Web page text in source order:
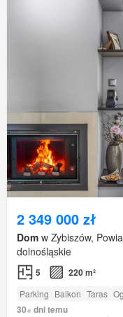
2 349 000 zł
Dom w Zybiszów,
dolnośląskie
5 220 m²
Parking Balkon Taras
30+ dni temu